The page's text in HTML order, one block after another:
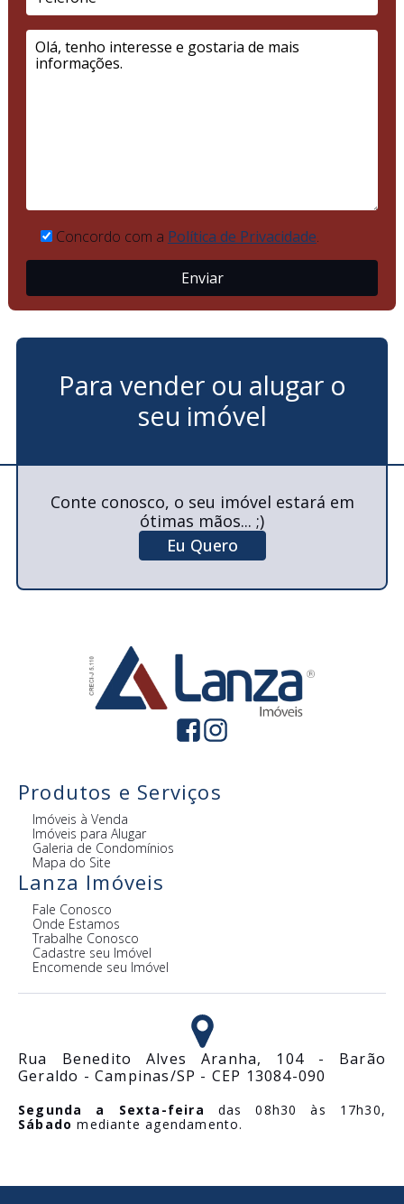
Concordo com a Política de Privacidade.
Para vender ou alugar o
seu imóvel
Conte conosco, o seu imóvel estará em
ótimas mãos... ;)
Eu Quero
Produtos e Serviços
Imóveis à Venda
Imóveis para Alugar
Galeria de Condomínios
Mapa do Site
Lanza Imóveis
Fale Conosco
Onde Estamos
Trabalhe Conosco
Cadastre seu Imóvel
Encomende seu Imóvel
Rua Benedito Alves Aranha, 104 - Barão
Geraldo - Campinas/SP - CEP 13084-090
Segunda a Sexta-feira das 08h30 às 17h30,
Sábado mediante agendamento.